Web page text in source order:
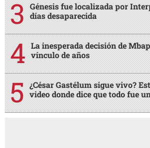
Génesis fue localizada por
días desaparecida
La inesperada decisión de
vínculo de años
¿César Gastélum sigue vivo?
video donde dice que todo fue